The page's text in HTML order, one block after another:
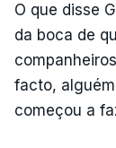
O que disse
da boca de
facto,
começou a